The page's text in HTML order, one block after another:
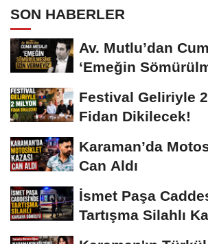
SON HABERLER
Av. Mutlu’dan
‘Emeğin
Festival Geliriyle
Fidan Dikilecek!
Karaman’da
Can Aldı
İsmet Paşa
Tartışma Silahlı